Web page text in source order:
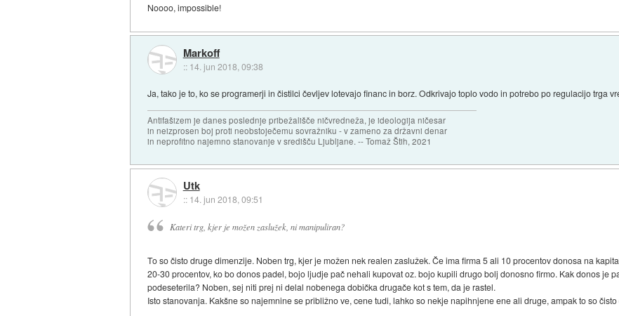
Noooo, impossible!
Markoff
:: 14. jun 2018, 09:38
Ja, tako je to, ko se programerji in čistilci čevljev lotevajo financ in borz. Odkrivajo toplo vodo in potrebo po regulacijo trga
Antifašizem je danes poslednje pribežališče ničvredneža, je ideologija ničesar
in neizprosen boj proti neobstoječemu sovražniku - v zameno za državni denar
in neprofitno najemno stanovanje v središču Ljubljane. -- Tomaž Štih, 2021
Utk
:: 14. jun 2018, 09:51
Kateri trg, kjer je možen zaslužek, ni manipuliran?
To so čisto druge dimenzije. Noben trg, kjer je možen nek realen zaslužek. Če ima firma 5 ali 10 procentov donosa na
20-30 procentov, ko bo donos padel, bojo ljudje pač nehali kupovat oz. bojo kupili drugo bolj donosno firmo. Kak donos je
podeseterila? Noben, sej niti prej ni delal nobenega dobička drugače kot s tem, da je rastel.
Isto stanovanja. Kakšne so najemnine se približno ve, cene tudi, lahko so nekje napihnjene ene ali druge, ampak to so